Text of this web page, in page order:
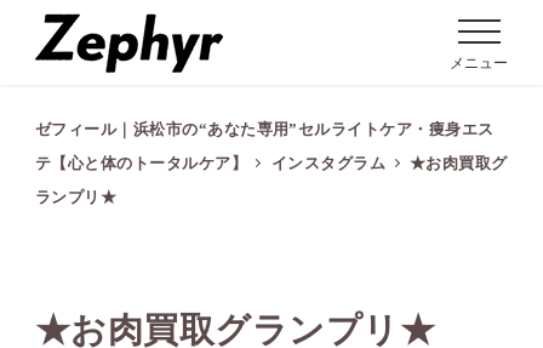
メニュー
ゼフィール｜浜松市の“あなた専用”セルライトケア・痩身エス
テ【心と体のトータルケア】
インスタグラム
★お肉買取グ
ランプリ★
★お肉買取グランプリ★